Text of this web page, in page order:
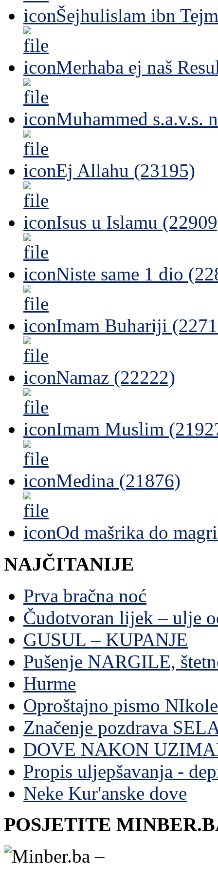
Šejhulislam ibn
Merhaba ej naš
Muhammed s.a.v.s.
Ej Allahu (23195)
Isus u Islamu
Niste same 1 dio
Imam Buhariji
Namaz (22222)
Imam Muslim
Medina (21876)
Od mašrika do
NAJČITANIJE
Prva bračna noć
Čudotvoran lijek – ulje
GUSUL – KUPANJE
Pušenje NARGILE,
Hurme
Oproštajno pismo
Značenje pozdrava
DOVE NAKON
Propis uljepšavanja -
Neke Kur'anske dove
POSJETITE